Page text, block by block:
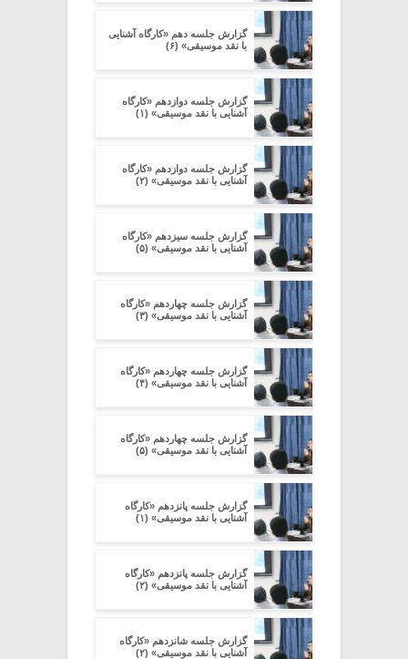
گزارش جلسه دهم «کارگاه آشنایی
با نقد موسیقی» (۶)
گزارش جلسه دوازدهم «کارگاه
آشنایی با نقد موسیقی» (۱)
گزارش جلسه دوازدهم «کارگاه
آشنایی با نقد موسیقی» (۲)
گزارش جلسه سیزدهم «کارگاه
آشنایی با نقد موسیقی» (۵)
گزارش جلسه چهاردهم «کارگاه
آشنایی با نقد موسیقی» (۳)
گزارش جلسه چهاردهم «کارگاه
آشنایی با نقد موسیقی» (۴)
گزارش جلسه چهاردهم «کارگاه
آشنایی با نقد موسیقی» (۵)
گزارش جلسه پانزدهم «کارگاه
آشنایی با نقد موسیقی» (۱)
گزارش جلسه پانزدهم «کارگاه
آشنایی با نقد موسیقی» (۲)
گزارش جلسه شانزدهم «کارگاه
آشنایی با نقد موسیقی» (۲)